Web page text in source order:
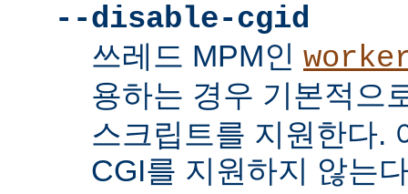
--disable-cgid
쓰레드 MPM인
용하는 경우 기본적으
스크립트를 지원한다.
CGI를 지원하지 않는